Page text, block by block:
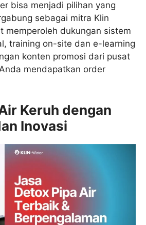
bisa menjadi pilihan yang
sebagai mitra Klin
memperoleh dukungan sistem
training on-site dan e-learning
konten promosi dari pusat
mendapatkan order
Keruh dengan
Inovasi